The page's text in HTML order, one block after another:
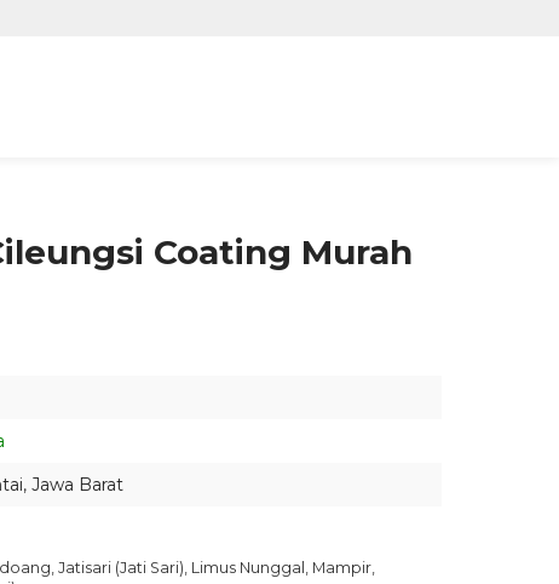
Coating Murah
, Jawa Barat
Jatisari (Jati Sari), Limus Nunggal, Mampir,